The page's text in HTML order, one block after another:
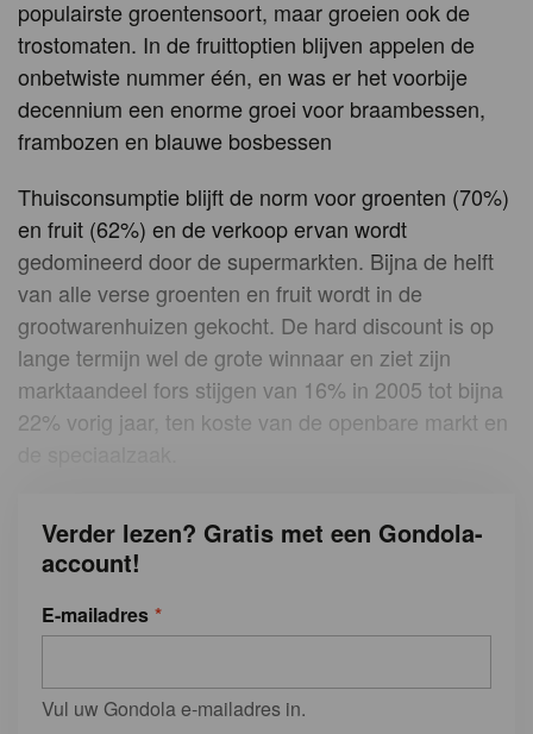
populairste groentensoort, maar groeien ook de
trostomaten. In de fruittoptien blijven appelen de
onbetwiste nummer één, en was er het voorbije
decennium een enorme groei voor braambessen,
frambozen en blauwe bosbessen
Thuisconsumptie blijft de norm voor groenten (70%)
en fruit (62%) en de verkoop ervan wordt
gedomineerd door de supermarkten. Bijna de helft
van alle verse groenten en fruit wordt in de
grootwarenhuizen gekocht. De hard discount is op
lange termijn wel de grote winnaar en ziet zijn
marktaandeel fors stijgen van 16% in 2005 tot bijna
22% vorig jaar, ten koste van de openbare markt en
Verder lezen? Gratis met een Gondola-
account!
E-mailadres
Vul uw Gondola e-mailadres in.